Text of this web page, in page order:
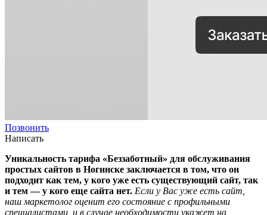
Позвонить
Написать
Уникальность тарифа «Беззаботный» для обслуживания
простых сайтов в Ногинске заключается в том, что он
подходит как тем, у кого уже есть существующий сайт, так
и тем — у кого еще сайта нет. Если у Вас уже есть сайт,
наш маркетолог оценит его состояние с профильными
специалистами, и в случае необходимости укажет на